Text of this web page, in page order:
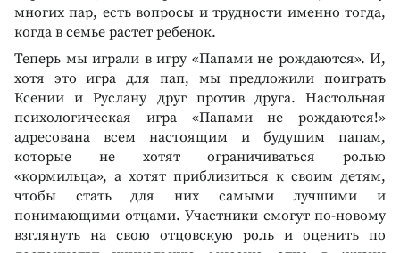
многих пар, есть вопросы и трудности именно тогда,
когда в семье растет ребенок.
Теперь мы играли в игру «Папами не рождаются». И,
хотя это игра для пап, мы предложили поиграть
Ксении и Руслану друг против друга. Настольная
психологическая игра «Папами не рождаются!»
адресована всем настоящим и будущим папам,
которые не хотят ограничиваться ролью
«кормильца», а хотят приблизиться к своим детям,
чтобы стать для них самыми лучшими и
понимающими отцами. Участники смогут по-новому
взглянуть на свою отцовскую роль и оценить по